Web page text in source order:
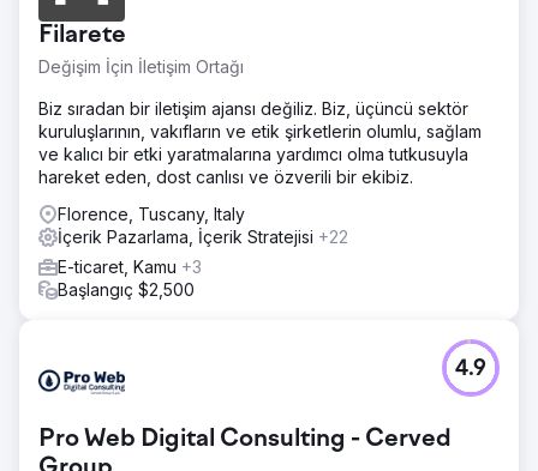
Filarete
Değişim İçin İletişim Ortağı
Biz sıradan bir iletişim ajansı değiliz. Biz, üçüncü sektör
kuruluşlarının, vakıfların ve etik şirketlerin olumlu, sağlam
ve kalıcı bir etki yaratmalarına yardımcı olma tutkusuyla
hareket eden, dost canlısı ve özverili bir ekibiz.
Florence, Tuscany, Italy
İçerik Pazarlama, İçerik Stratejisi +22
E-ticaret, Kamu +3
Başlangıç $2,500
Pro Web Digital Consulting - Cerved
4.9